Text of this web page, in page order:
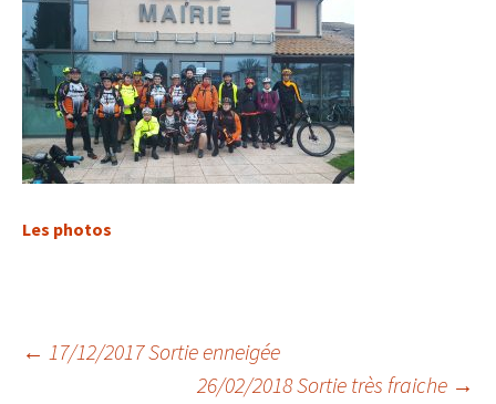
Les photos
Navigation
← 17/12/2017 Sortie enneigée
26/02/2018 Sortie très fraiche →